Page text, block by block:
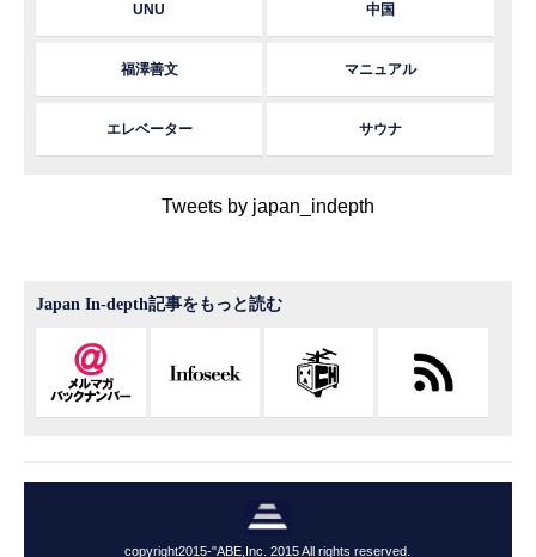
UNU 中国
福澤善文 マニュアル
エレベーター サウナ
Tweets by japan_indepth
Japan In-depth記事をもっと読む
copyright2015-"ABE,Inc. 2015 All rights reserved.